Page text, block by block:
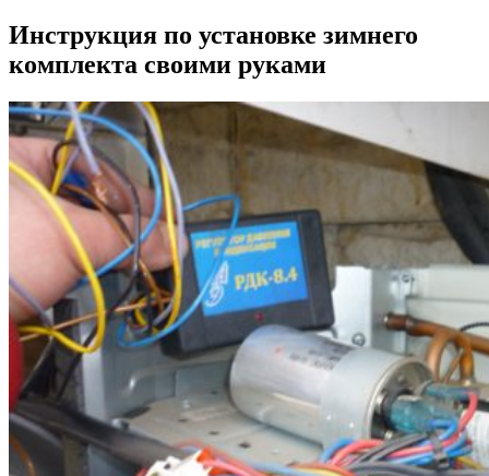
Инструкция по установке зимнего
комплекта своими руками